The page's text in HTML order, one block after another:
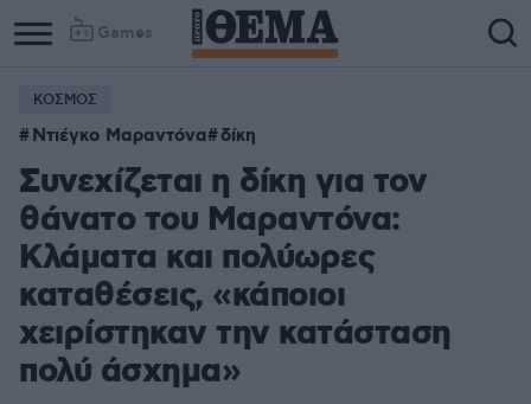
Games
Column
1
Column
2
ΚΟΣΜΟΣ
Ντιέγκο Μαραντόνα δίκη
Συνεχίζεται η δίκη για τον
θάνατο του Μαραντόνα:
Κλάματα και πολύωρες
καταθέσεις, «κάποιοι
χειρίστηκαν την κατάσταση
πολύ άσχημα»